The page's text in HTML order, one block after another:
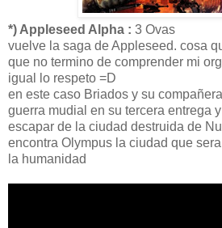
*) Appleseed Alpha : 3 Ovas
vuelve la saga de Appleseed. cosa
que no termino de comprender mi
igual lo respeto =D
en este caso Briados y su
guerra mudial en su tercera entrega
escapar de la ciudad destruida de
encontra Olympus la ciudad que
la humanidad